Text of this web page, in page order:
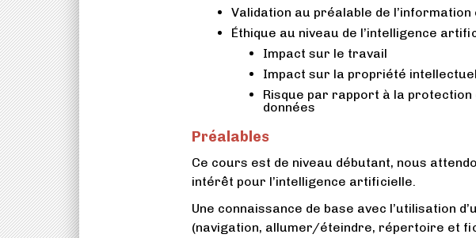
Validation au préalable de l’information
Éthique au niveau de l’intelligence
Impact sur le travail
Impact sur la propriété
Risque par rapport à la
données
Préalables
Ce cours est de niveau débutant, nous
intérêt pour l’intelligence artificielle.
Une connaissance de base avec l’utilisation
(navigation, allumer/éteindre, répertoire et